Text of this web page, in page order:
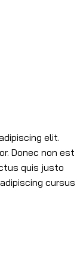
elit.
Donec non est
quis justo
cursus